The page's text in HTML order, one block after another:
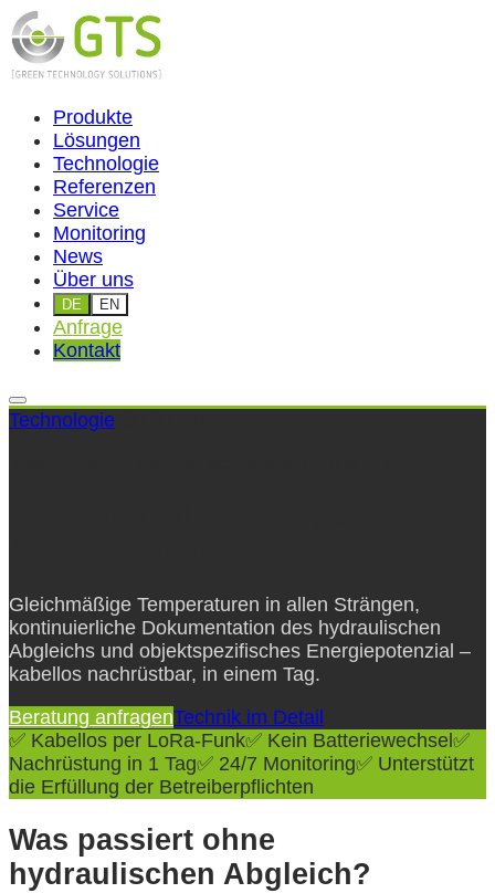
Produkte
Lösungen
Technologie
Referenzen
Service
Monitoring
News
Über uns
DE EN
Anfrage
Kontakt
Technologie
Gleichmäßige Temperaturen in allen Strängen,
kontinuierliche Dokumentation des hydraulischen
Abgleichs und objektspezifisches Energiepotenzial –
kabellos nachrüstbar, in einem Tag.
Beratung anfragenTechnik im Detail
✅ Kabellos per LoRa-Funk✅ Kein Batteriewechsel✅
Nachrüstung in 1 Tag✅ 24/7 Monitoring✅ Unterstützt
die Erfüllung der Betreiberpflichten
Was passiert ohne
hydraulischen Abgleich?